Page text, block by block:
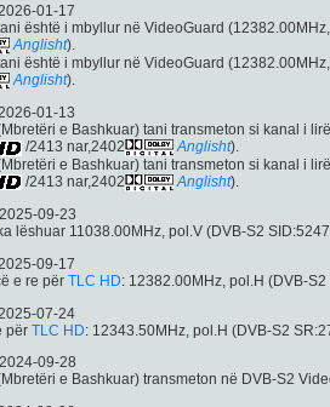
01-17
është i mbyllur në VideoGuard
Anglisht).
është i mbyllur në VideoGuard
Anglisht).
01-13
e Bashkuar) tani transmeton si kanal i
/2413 nar,2402 Anglisht).
e Bashkuar) tani transmeton si kanal i
/2413 nar,2402 Anglisht).
09-23
ka lëshuar 11038.00MHz, pol.V (DVB-S2
2025-09-17
e re për TLC HD: 12382.00MHz, pol.H (DVB-
2025-07-24
për TLC HD: 12343.50MHz, pol.H (DVB-S2
09-28
e Bashkuar) transmeton në DVB-S2